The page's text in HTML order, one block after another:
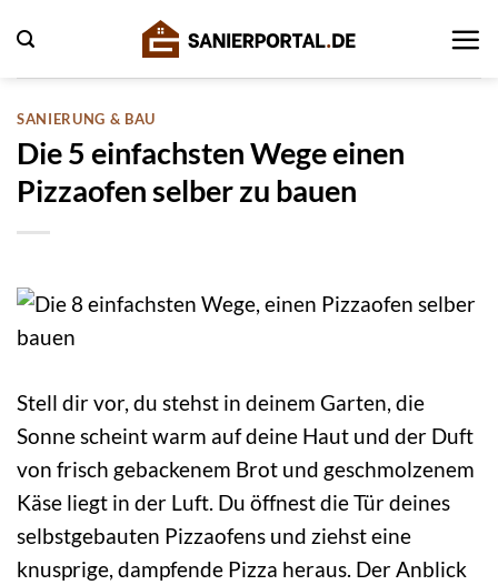
Inhalt
springen
SANIERUNG & BAU
Die 5 einfachsten Wege einen
Pizzaofen selber zu bauen
Stell dir vor, du stehst in deinem Garten, die
Sonne scheint warm auf deine Haut und der Duft
von frisch gebackenem Brot und geschmolzenem
Käse liegt in der Luft. Du öffnest die Tür deines
selbstgebauten Pizzaofens und ziehst eine
knusprige, dampfende Pizza heraus. Der Anblick